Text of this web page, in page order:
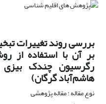
بررسی روند تغییرات
بر آن با استفاده
رگرسیون چندک بیزی
هاشم‌آباد گرگان)
نوع مقاله : مقاله پژوهشی